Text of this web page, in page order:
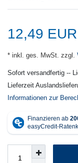
12,49 EUR
* inkl. ges. MwSt. zzgl.
Sofort versandfertig --
Lieferzeit
Informationen zur